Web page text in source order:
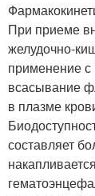
При приеме
желудочно-
применение с
всасывание
в плазме
составляет